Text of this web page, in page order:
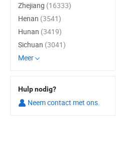
Zhejiang (16333)
Henan (3541)
Hunan (3419)
Sichuan (3041)
Meer
Hulp nodig?
Neem contact met ons.